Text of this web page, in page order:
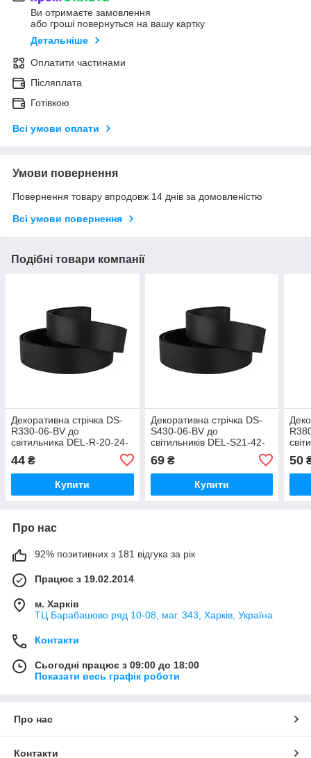
Ви отримаєте замовлення
або гроші повернуться на вашу картку
Детальніше
Оплатити частинами
Післяплата
Готівкою
Всі умови оплати
Умови повернення
Повернення товару впродовж 14 днів за домовленістю
Всі умови повернення
Подібні товари компанії
Декоративна стрічка DS-
R330-06-BV до
світильника DEL-R-20-24-
44 ₴
Купити
Декоративна стрічка DS-
S430-06-BV до
світильників DEL-S21-42-
80DIY(чорний матовий)
69₴
Купити
50
Про нас
92% позитивних з 181 відгука за рік
Працює з 19.02.2014
м. Харків
ТЦ Барабашово ряд 10-08, маг. 343, Харків, Україна
Контакти
Сьогодні працює з 09:00 до 18:00
Показати весь графік роботи
Про нас
Контакти